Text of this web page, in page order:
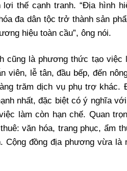
lợi thế cạnh tranh. “Địa hình
đa dân tộc trở thành sản
hiệu toàn cầu”, ông nói.
cũng là phương thức tạo
viên, lễ tân, đầu bếp, đến
trăm dịch vụ phụ trợ khác.
nhất, đặc biệt có ý nghĩa
làm còn hạn chế. Quan
văn hóa, trang phục, ẩm
Cộng đồng địa phương vừa